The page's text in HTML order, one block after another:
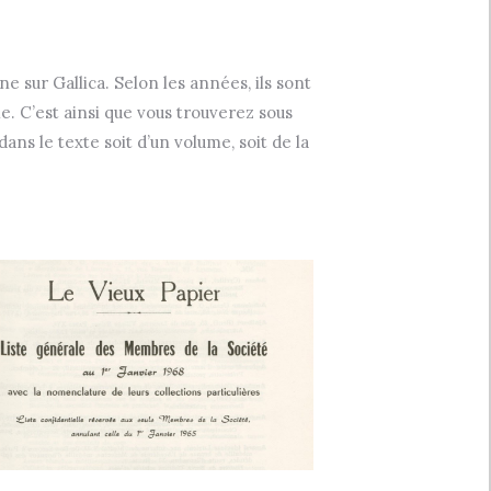
sur Gallica. Selon les années, ils sont
C’est ainsi que vous trouverez sous
le texte soit d’un volume, soit de la